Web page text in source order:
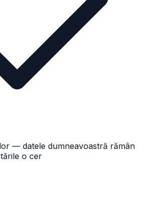
— datele dumneavoastră rămân
o cer